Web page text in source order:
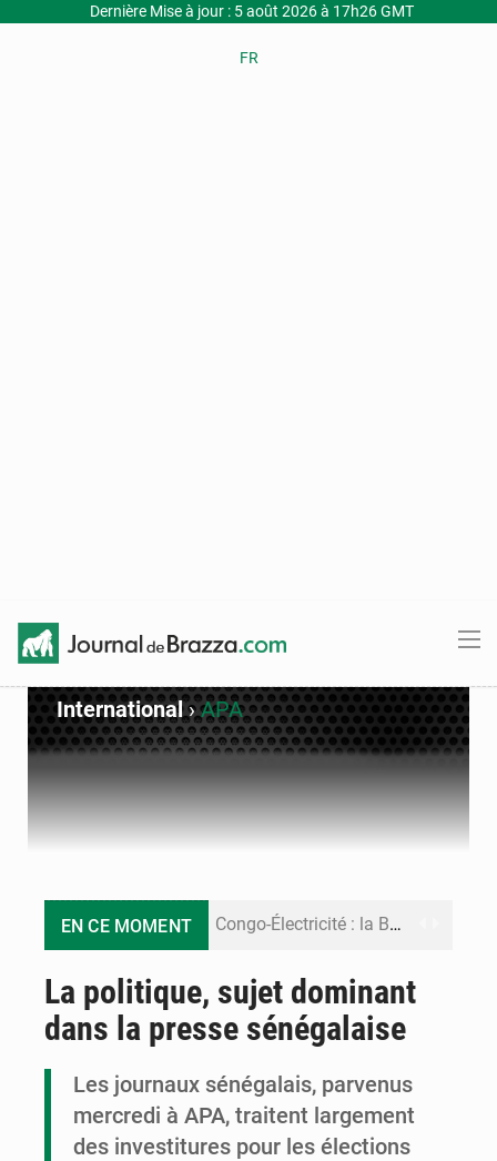
Dernière Mise à jour : 5 août 2026 à 17h26 GMT
FR
International›APA
EN CE MOMENT Congo-Électricité : la BAD renforce son appui pour accélérer les investissements
Assassinat de l’entrepreneur sportif Vally Amisi : le principal suspect arrêté à Brazzaville
Congo : l’UDSN célèbre 393 nouveaux diplômés et mise sur l’excellence académique
La politique, sujet dominant
dans la presse sénégalaise
Les journaux sénégalais, parvenus
mercredi à APA, traitent largement
des investitures pour les élections